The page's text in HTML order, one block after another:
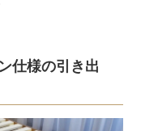
仕様の引き出